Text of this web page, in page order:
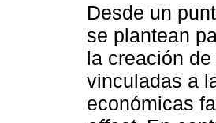
Desde un
se plantean
la creación
vinculadas a
económicas